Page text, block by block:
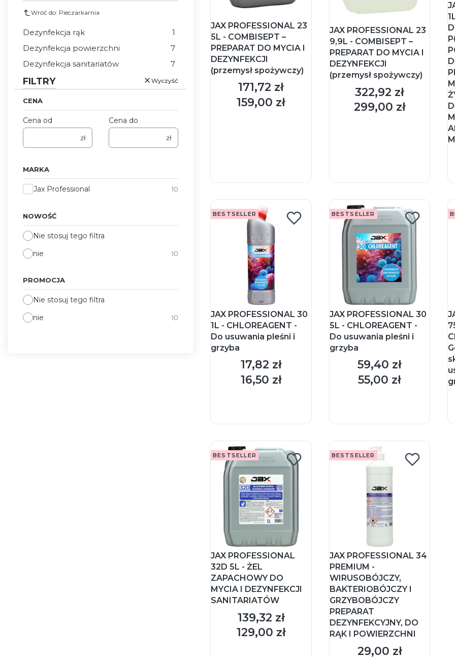
Wróć do: Pieczarkarnia
Dezynfekcja rąk
1
Dezynfekcja powierzchni
7
Dezynfekcja sanitariatów
7
FILTRY Wyczyść
CENA
Cena od
zł
Cena do
zł
MARKA
Marka
Jax Professional 10
NOWOŚĆ
Nie stosuj tego filtra
nie
10
PROMOCJA
Nie stosuj tego filtra
nie
10
JAX PROFESSIONAL 23
5L - COMBISEPT –
PREPARAT DO MYCIA I
DEZYNFEKCJI
(przemysł spożywczy)
Cena
171,72 zł
Cena
159,00 zł
JAX PROFESSIONAL 23
9,9L - COMBISEPT –
PREPARAT DO MYCIA I
DEZYNFEKCJI
(przemysł spożywczy)
Cena
322,92 zł
Cena
299,00 zł
BESTSELLER
JAX PROFESSIONAL 30
1L - CHLOREAGENT -
Do usuwania pleśni i
grzyba
Cena
17,82 zł
Cena
16,50 zł
BESTSELLER
JAX PROFESSIONAL 30
5L - CHLOREAGENT -
Do usuwania pleśni i
grzyba
Cena
59,40 zł
Cena
55,00 zł
BESTSELLER
JAX PROFESSIONAL
32D 5L - ŻEL
ZAPACHOWY DO
MYCIA I DEZYNFEKCJI
SANITARIATÓW
Cena
139,32 zł
Cena
129,00 zł
BESTSELLER
JAX PROFESSIONAL 34
PREMIUM -
WIRUSOBÓJCZY,
BAKTERIOBÓJCZY I
GRZYBOBÓJCZY
PREPARAT
DEZYNFEKCYJNY, DO
RĄK I POWIERZCHNI
Cena
29,00 zł